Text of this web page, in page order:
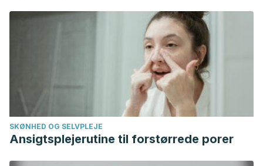
8741(85)90093-5
SKØNHED OG SELVPLEJE
Ansigtsplejerutine til forstørrede porer